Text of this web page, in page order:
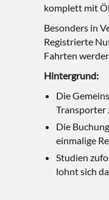
komplett mit
Besonders in
Registrierte
Fahrten
Hintergrund:
Die
Transporter
Die
einmalige
Studien
lohnt sich